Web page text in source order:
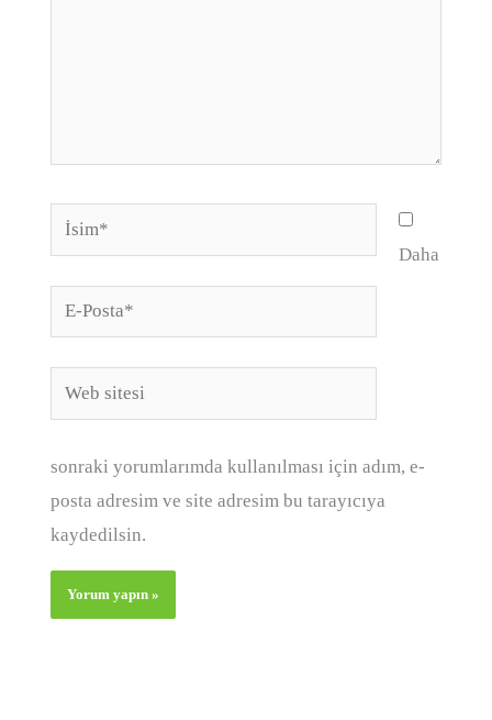
İsim*
E-
Posta*
Web
sitesi
Daha
sonraki yorumlarımda kullanılması için adım, e-
posta adresim ve site adresim bu tarayıcıya
kaydedilsin.